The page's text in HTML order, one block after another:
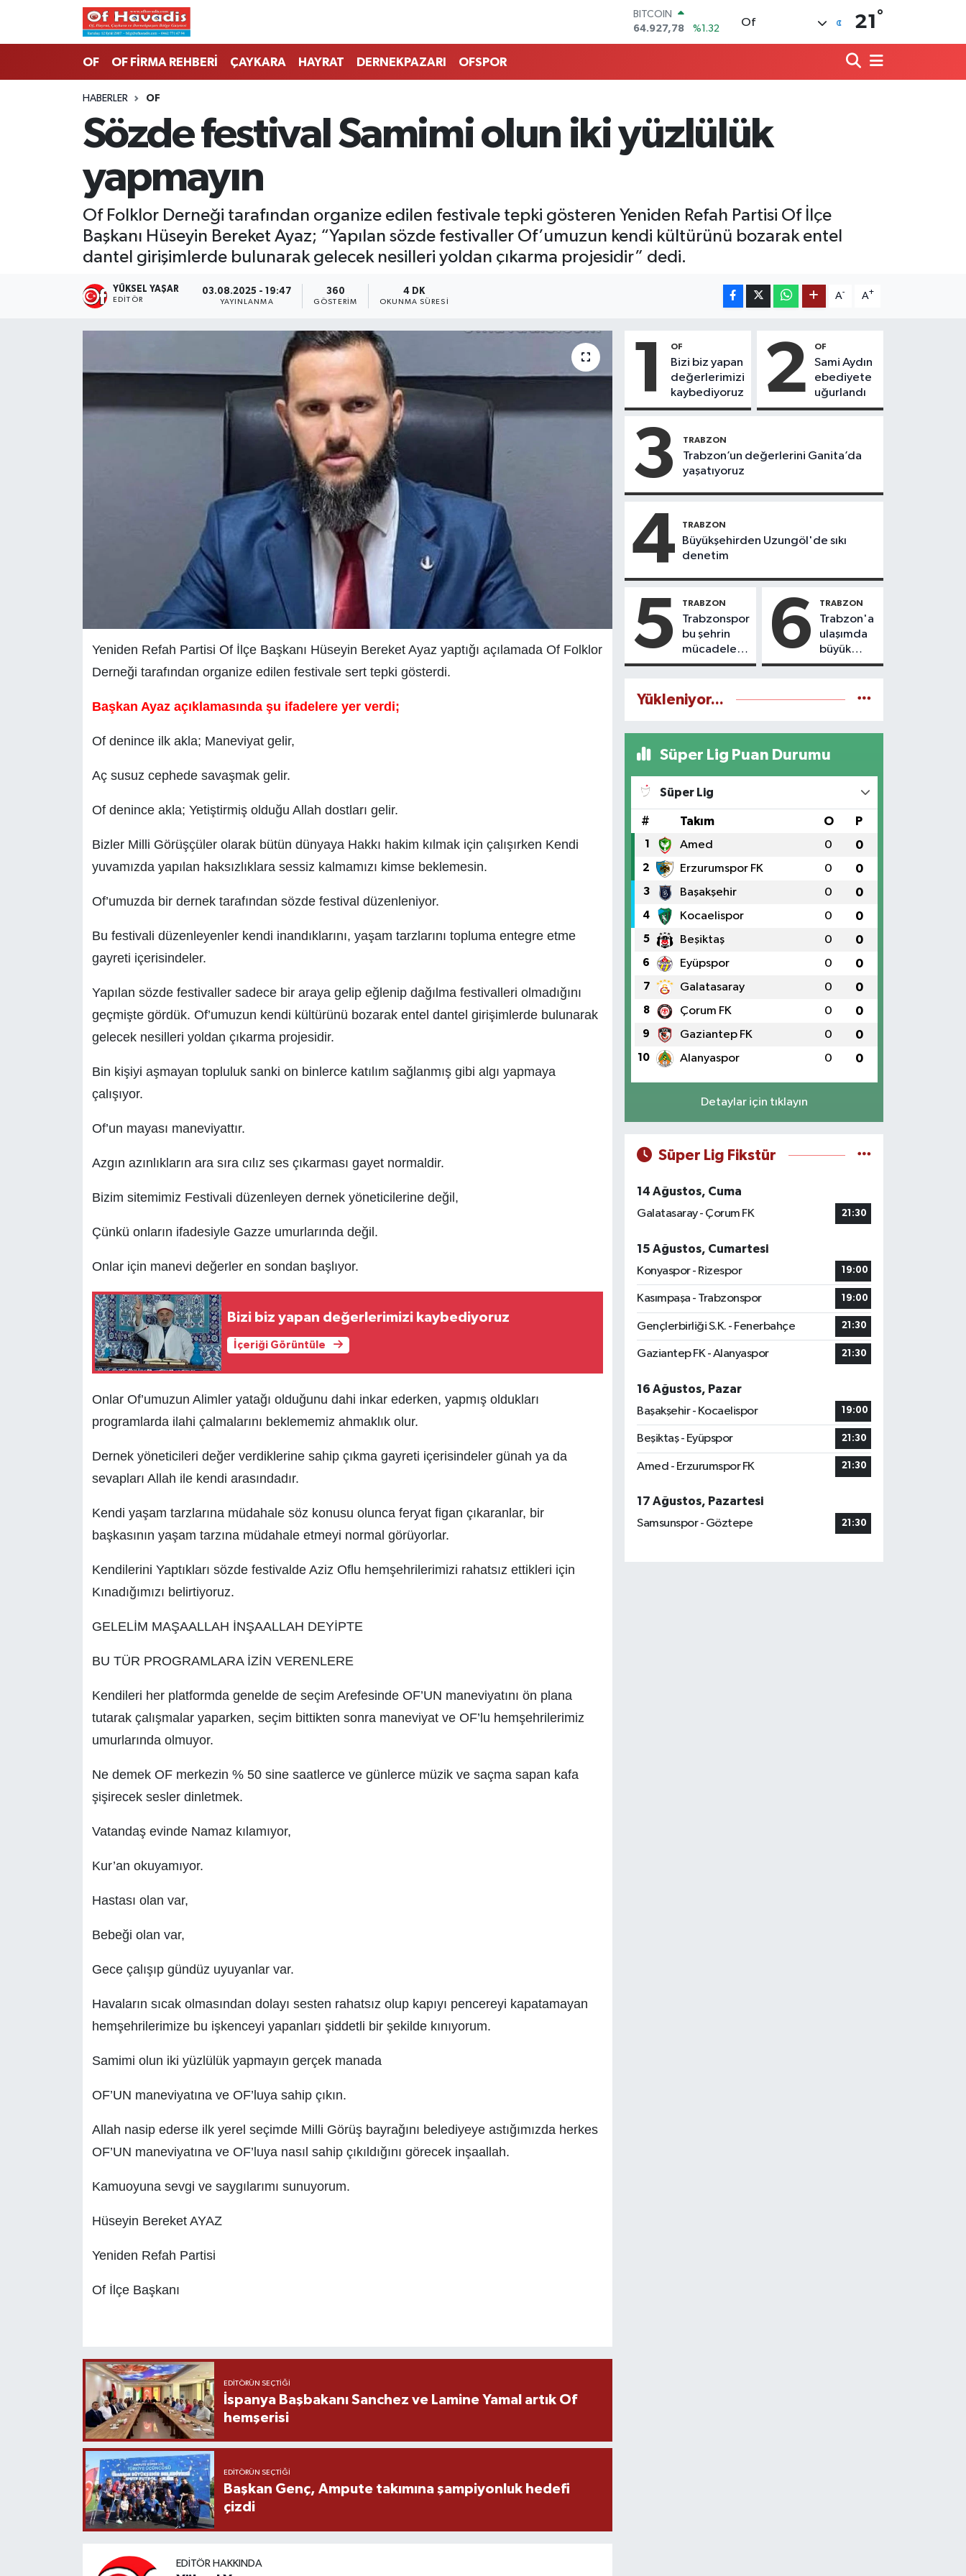
DOLAR
47,5894
%0.08
EURO
BİST100
13.703
%11
Of 21 °
OF OF FİRMA REHBERİ ÇAYKARA HAYRAT DERNEKPAZARI OFSPOR
HABERLER OF
Sözde festival Samimi olun iki yüzlülük
yapmayın
Of Folklor Derneği tarafından organize edilen festivale tepki gösteren Yeniden Refah Partisi Of İlçe
Başkanı Hüseyin Bereket Ayaz; “Yapılan sözde festivaller Of’umuzun kendi kültürünü bozarak entel
dantel girişimlerde bulunarak gelecek nesilleri yoldan çıkarma projesidir” dedi.
YÜKSEL YAŞAR
EDITÖR
03.08.2025 - 19:47
YAYINLANMA
360
GÖSTERIM
4 DK
OKUNMA SÜRESI
A- A+
Yeniden Refah Partisi Of İlçe Başkanı Hüseyin Bereket Ayaz yaptığı açılamada Of Folklor
Derneği tarafından organize edilen festivale sert tepki gösterdi.
Başkan Ayaz açıklamasında şu ifadelere yer verdi;
Of denince ilk akla; Maneviyat gelir,
Aç susuz cephede savaşmak gelir.
Of denince akla; Yetiştirmiş olduğu Allah dostları gelir.
Bizler Milli Görüşçüler olarak bütün dünyaya Hakkı hakim kılmak için çalışırken Kendi
yuvamızda yapılan haksızlıklara sessiz kalmamızı kimse beklemesin.
Of’umuzda bir dernek tarafından sözde festival düzenleniyor.
Bu festivali düzenleyenler kendi inandıklarını, yaşam tarzlarını topluma entegre etme
gayreti içerisindeler.
Yapılan sözde festivaller sadece bir araya gelip eğlenip dağılma festivalleri olmadığını
geçmişte gördük. Of’umuzun kendi kültürünü bozarak entel dantel girişimlerde bulunarak
gelecek nesilleri yoldan çıkarma projesidir.
Bin kişiyi aşmayan topluluk sanki on binlerce katılım sağlanmış gibi algı yapmaya
çalışıyor.
Of’un mayası maneviyattır.
Azgın azınlıkların ara sıra cılız ses çıkarması gayet normaldir.
Bizim sitemimiz Festivali düzenleyen dernek yöneticilerine değil,
Çünkü onların ifadesiyle Gazze umurlarında değil.
Onlar için manevi değerler en sondan başlıyor.
Bizi biz yapan değerlerimizi kaybediyoruz
İçeriği Görüntüle
Onlar Of’umuzun Alimler yatağı olduğunu dahi inkar ederken, yapmış oldukları
programlarda ilahi çalmalarını beklememiz ahmaklık olur.
Dernek yöneticileri değer verdiklerine sahip çıkma gayreti içerisindeler günah ya da
sevapları Allah ile kendi arasındadır.
Kendi yaşam tarzlarına müdahale söz konusu olunca feryat figan çıkaranlar, bir
başkasının yaşam tarzına müdahale etmeyi normal görüyorlar.
Kendilerini Yaptıkları sözde festivalde Aziz Oflu hemşehrilerimizi rahatsız ettikleri için
Kınadığımızı belirtiyoruz.
GELELİM MAŞAALLAH İNŞAALLAH DEYİPTE
BU TÜR PROGRAMLARA İZİN VERENLERE
Kendileri her platformda genelde de seçim Arefesinde OF’UN maneviyatını ön plana
tutarak çalışmalar yaparken, seçim bittikten sonra maneviyat ve OF’lu hemşehrilerimiz
umurlarında olmuyor.
Ne demek OF merkezin % 50 sine saatlerce ve günlerce müzik ve saçma sapan kafa
şişirecek sesler dinletmek.
Vatandaş evinde Namaz kılamıyor,
Kur’an okuyamıyor.
Hastası olan var,
Bebeği olan var,
Gece çalışıp gündüz uyuyanlar var.
Havaların sıcak olmasından dolayı sesten rahatsız olup kapıyı pencereyi kapatamayan
hemşehrilerimize bu işkenceyi yapanları şiddetli bir şekilde kınıyorum.
Samimi olun iki yüzlülük yapmayın gerçek manada
OF’UN maneviyatına ve OF’luya sahip çıkın.
Allah nasip ederse ilk yerel seçimde Milli Görüş bayrağını belediyeye astığımızda herkes
OF’UN maneviyatına ve OF’luya nasıl sahip çıkıldığını görecek inşaallah.
Kamuoyuna sevgi ve saygılarımı sunuyorum.
Hüseyin Bereket AYAZ
Yeniden Refah Partisi
Of İlçe Başkanı
EDITÖRÜN SEÇTIĞI
İspanya Başbakanı Sanchez ve Lamine Yamal artık Of
hemşerisi
EDITÖRÜN SEÇTIĞI
Başkan Genç, Ampute takımına şampiyonluk hedefi
çizdi
EDITÖR HAKKINDA
1 OF
Bizi biz yapan
değerlerimizi
kaybediyoruz
2 OF
Sami Aydın
ebediyete
uğurlandı
3 TRABZON
Trabzon’un değerlerini Ganita’da
yaşatıyoruz
4 TRABZON
Büyükşehirden Uzungöl'de sıkı
denetim
5 TRABZON
Trabzonspor
bu şehrin
mücadele
ruhudur
6 TRABZON
Trabzon'a
ulaşımda
büyük
yatırımlar
Yükleniyor...
Süper Lig Puan Durumu
Süper Lig
# Takım O P
1 Amed 0 0
2 Erzurumspor FK 0 0
3 Başakşehir 0 0
4 Kocaelispor 0 0
5 Beşiktaş 0 0
6 Eyüpspor 0 0
7 Galatasaray 0 0
8 Çorum FK 0 0
9 Gaziantep FK 0 0
10 Alanyaspor 0 0
Detaylar için tıklayın
Süper Lig Fikstür
14 Ağustos, Cuma
Galatasaray - Çorum FK
21:30
15 Ağustos, Cumartesi
Konyaspor - Rizespor
19:00
Kasımpaşa - Trabzonspor 19:00
Gençlerbirliği S.K. - Fenerbahçe 21:30
Gaziantep FK - Alanyaspor 21:30
16 Ağustos, Pazar
Başakşehir - Kocaelispor
19:00
Beşiktaş - Eyüpspor 21:30
Amed - Erzurumspor FK 21:30
17 Ağustos, Pazartesi
Samsunspor - Göztepe
21:30
Trabzon Nöbetçi Eczaneler
Trabzon Namaz Vakitleri
Süper Lig Puan Durumu ve Fikstür
Tüm Manşetler
Haber Arşivi